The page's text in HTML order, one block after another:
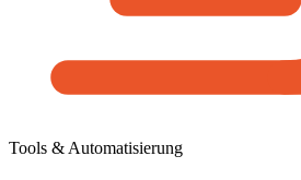
Tools & Automatisierung